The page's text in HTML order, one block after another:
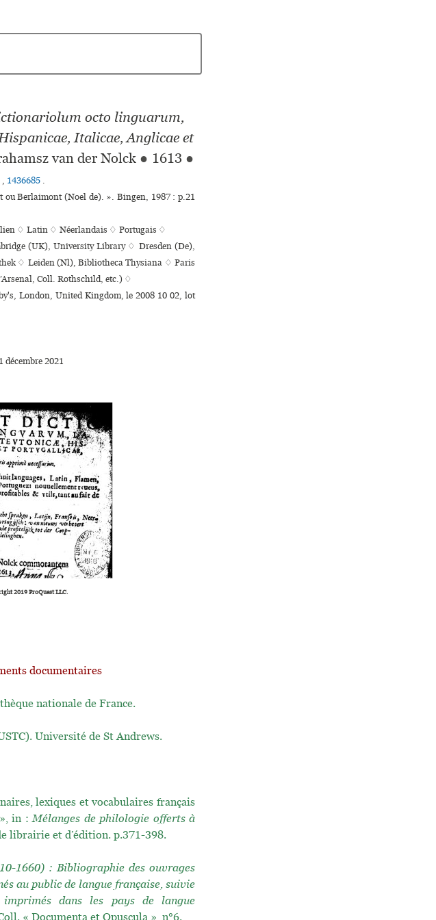
octo linguarum,
Italicae, Anglicae et
van der Nolck ● 1613 ●
, 1436685 .
Berlaimont (Noel de). ». Bingen, 1987 : p.21
♢ Latin ♢ Néerlandais ♢ Portugais ♢
(UK), University Library ♢ Dresden (De),
♢ Leiden (Nl), Bibliotheca Thysiana ♢ Paris
Coll. Rothschild, etc.) ♢
London, United Kingdom, le 2008 10 02, lot
2021
2019 ProQuest LLC.
documentaires
nationale de France.
Université de St Andrews.
lexiques et vocabulaires français
», in :Mélanges de philologie offerts à
librairie et d’édition. p.371-398.
1660) : Bibliographie des ouvrages
au public de langue française, suivie
dans les pays de langue
« Documenta et Opuscula », n°6.